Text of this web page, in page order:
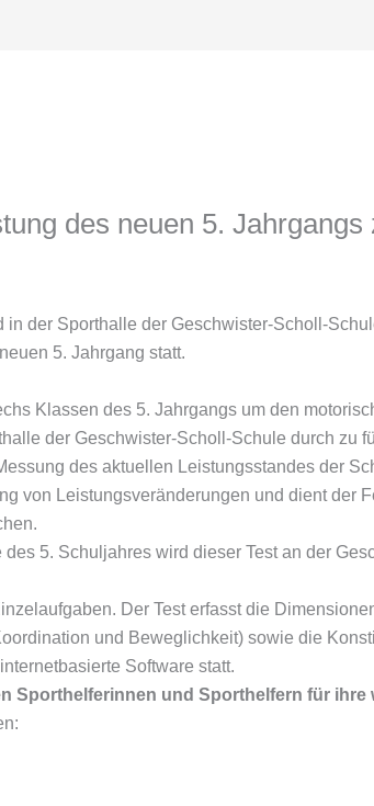
des neuen 5. Jahrgangs
in der Sporthalle der Geschwister-Scholl-
5. Jahrgang statt.
Klassen des 5. Jahrgangs um den
der Geschwister-Scholl-Schule durch zu
des aktuellen Leistungsstandes der
von Leistungsveränderungen und dient der
5. Schuljahres wird dieser Test an der
Der Test erfasst die
und Beweglichkeit) sowie die
Software statt.
Sporthelferinnen und Sporthelfern für ihre